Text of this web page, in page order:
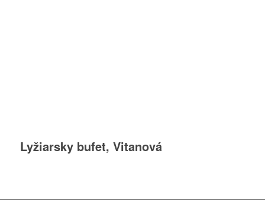
Lyžiarsky bufet, Vitanová